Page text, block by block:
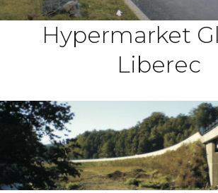
Hypermarket
Liberec